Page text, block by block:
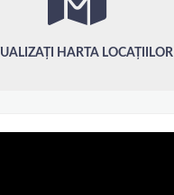
HARTA LOCAȚIILOR